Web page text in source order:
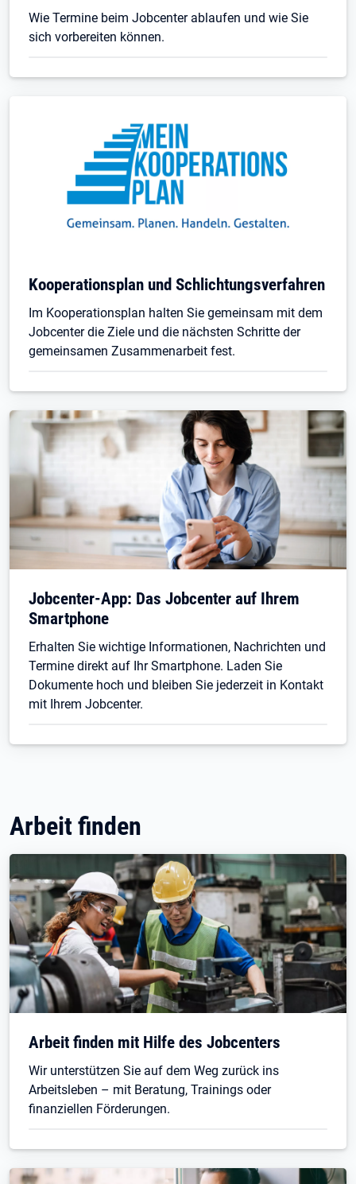
Wie Termine beim Jobcenter ablaufen und wie Sie
sich vorbereiten können.
Kooperationsplan und Schlichtungsverfahren
Im Kooperationsplan halten Sie gemeinsam mit dem
Jobcenter die Ziele und die nächsten Schritte der
gemeinsamen Zusammenarbeit fest.
Jobcenter-App: Das Jobcenter auf Ihrem
Smartphone
Erhalten Sie wichtige Informationen, Nachrichten und
Termine direkt auf Ihr Smartphone. Laden Sie
Dokumente hoch und bleiben Sie jederzeit in Kontakt
mit Ihrem Jobcenter.
Arbeit finden
Arbeit finden mit Hilfe des Jobcenters
Wir unterstützen Sie auf dem Weg zurück ins
Arbeitsleben – mit Beratung, Trainings oder
finanziellen Förderungen.